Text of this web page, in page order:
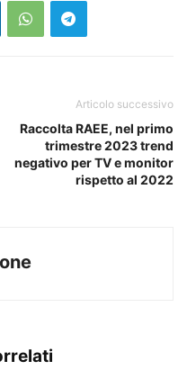
Articolo successivo
Raccolta RAEE, nel primo
trimestre 2023 trend
negativo per TV e monitor
rispetto al 2022